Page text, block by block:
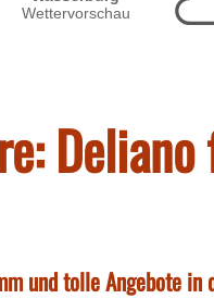
und tolle Angebote